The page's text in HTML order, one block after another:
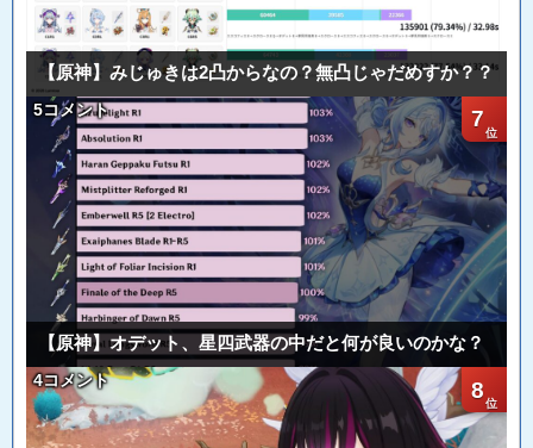
【原神】みじゅきは2凸からなの？無凸じゃだめすか？？
7
5コメント
【原神】オデット、星四武器の中だと何が良いのかな？
8
4コメント